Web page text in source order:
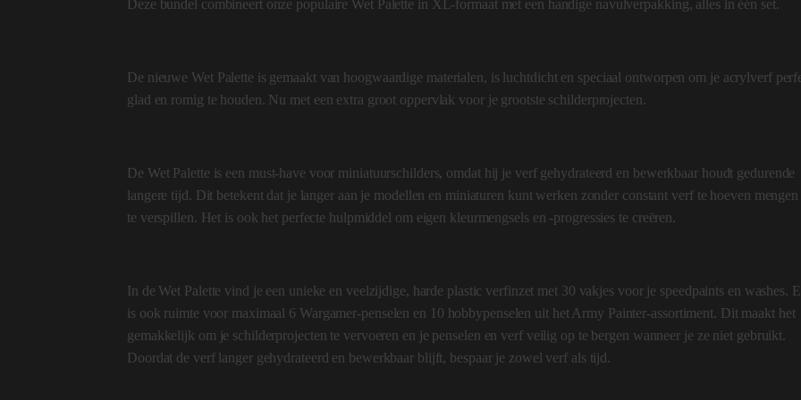
Deze bundel combineert onze populaire Wet Palette in XL-formaat met een handige navulverpakking, alles in één set.
De nieuwe Wet Palette is gemaakt van hoogwaardige materialen, is luchtdicht en speciaal ontworpen om je acrylverf
glad en romig te houden. Nu met een extra groot oppervlak voor je grootste schilderprojecten.
De Wet Palette is een must-have voor miniatuurschilders, omdat hij je verf gehydrateerd en bewerkbaar houdt gedurende
langere tijd. Dit betekent dat je langer aan je modellen en miniaturen kunt werken zonder constant verf te hoeven
te verspillen. Het is ook het perfecte hulpmiddel om eigen kleurmengsels en -progressies te creëren.
In de Wet Palette vind je een unieke en veelzijdige, harde plastic verfinzet met 30 vakjes voor je speedpaints en washes.
is ook ruimte voor maximaal 6 Wargamer-penselen en 10 hobbypenselen uit het Army Painter-assortiment. Dit maakt het
gemakkelijk om je schilderprojecten te vervoeren en je penselen en verf veilig op te bergen wanneer je ze niet gebruikt.
Doordat de verf langer gehydrateerd en bewerkbaar blijft, bespaar je zowel verf als tijd.